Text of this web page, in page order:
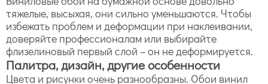
тяжелые, высыхая, они сильно уменьшаются. Чтобы
избежать проблем и деформации при наклеивании,
доверяйте профессионалам или выбирайте
флизелиновый первый слой – он не деформируется.
Палитра, дизайн, другие особенности
Цвета и рисунки очень разнообразны. Обои винил